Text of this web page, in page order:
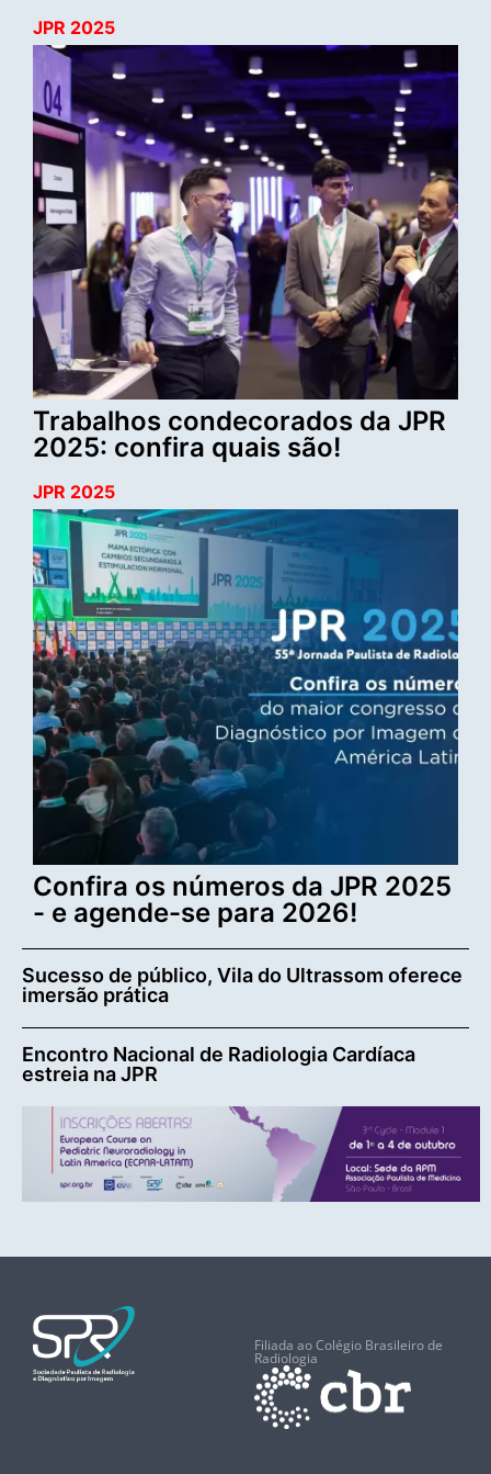
JPR 2025
Trabalhos condecorados da JPR
2025: confira quais são!
JPR 2025
Confira os números da JPR 2025
- e agende-se para 2026!
Sucesso de público, Vila do Ultrassom oferece
imersão prática
Encontro Nacional de Radiologia Cardíaca
estreia na JPR
Filiada ao Colégio Brasileiro de
Radiologia